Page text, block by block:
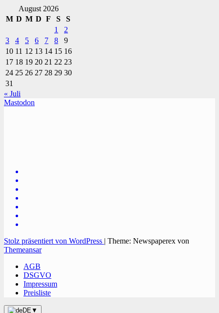
August 2026
M D M D F S
S
1
2
3
4 5 6 7 8
9
10 11 12 13 14 15 16
17 18 19 20 21 22 23
24 25 26 27 28 29 30
31
« Juli
Mastodon
Stolz präsentiert von WordPress | Theme: Newspaperex von
Themeansar
AGB
DSGVO
Impressum
Preisliste
DE▼